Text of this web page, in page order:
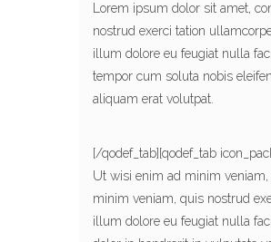
Lorem ipsum dolor sit amet,
nostrud exerci tation
illum dolore eu feugiat nulla
tempor cum soluta nobis
aliquam erat volutpat.
[/qodef_tab][qodef_tab
Ut wisi enim ad minim
minim veniam, quis nostrud
illum dolore eu feugiat nulla